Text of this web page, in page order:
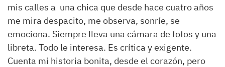
mis calles a una chica que desde hace cuatro años
me mira despacito, me observa, sonríe, se
emociona. Siempre lleva una cámara de fotos y una
libreta. Todo le interesa. Es crítica y exigente.
Cuenta mi historia bonita, desde el corazón, pero